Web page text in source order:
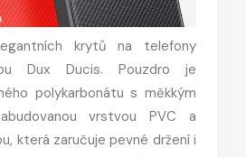
krytů na telefony
Dux Ducis. Pouzdro je
polykarbonátu s měkkým
vrstvou PVC a
která zaručuje pevné držení i